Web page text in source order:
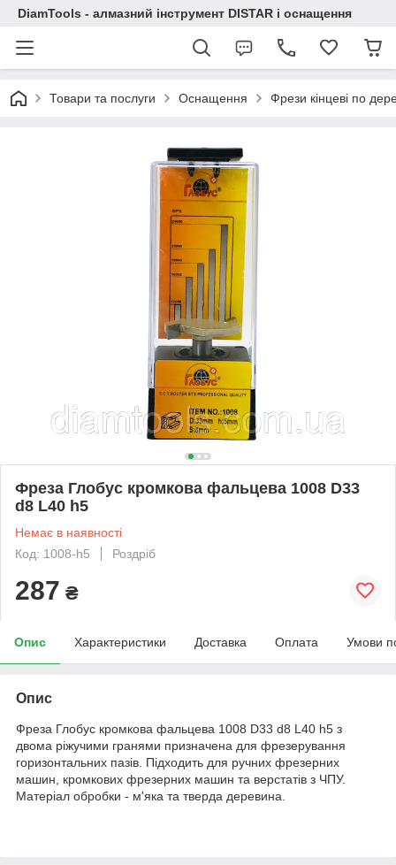
DiamTools - алмазний інструмент DISTAR і оснащення
Товари та послуги Оснащення Фрези кінцеві по
Фреза Глобус кромкова фальцева 1008 D33
d8 L40 h5
Немає в наявності
Код: 1008-h5
Роздріб
287 ₴
Опис Характеристики Доставка Оплата Умови
Опис
Фреза Глобус кромкова фальцева 1008 D33 d8 L40 h5 з
двома ріжучими гранями призначена для фрезерування
горизонтальних пазів. Підходить для ручних фрезерних
машин, кромкових фрезерних машин та верстатів з ЧПУ.
Матеріал обробки - м'яка та тверда деревина.